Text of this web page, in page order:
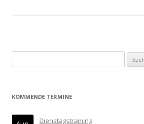
nach:
KOMMENDE TERMINE
Dienstagstraining